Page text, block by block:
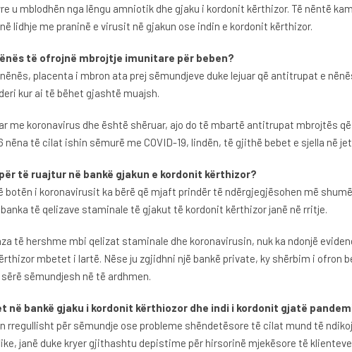
u mblodhën nga lëngu amniotik dhe gjaku i kordonit kërthizor. Të nëntë
lidhje me praninë e virusit në gjakun ose indin e kordonit kërthizor.
të ofrojnë mbrojtje imunitare për beben?
placenta i mbron ata prej sëmundjeve duke lejuar që antitrupat e
kur ai të bëhet gjashtë muajsh.
me koronavirus dhe është shëruar, ajo do të mbartë antitrupat mbrojtës
nëna të cilat ishin sëmurë me COVID-19, lindën, të gjithë bebet e sjella në
të ruajtur në bankë gjakun e kordonit kërthizor?
botën i koronavirusit ka bërë që mjaft prindër të ndërgjegjësohen më
të qelizave staminale të gjakut të kordonit kërthizor janë në rritje.
të hershme mbi qelizat staminale dhe koronavirusin, nuk ka ndonjë
mbetet i lartë. Nëse ju zgjidhni një bankë private, ky shërbim i
sëmundjesh në të ardhmen.
në bankë gjaku i kordonit kërthiozor dhe indi i kordonit gjatë
rregullisht për sëmundje ose probleme shëndetësore të cilat mund të
janë duke kryer gjithashtu depistime për hirsorinë mjekësore të klienteve